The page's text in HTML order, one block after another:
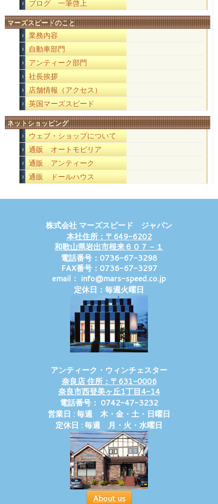
ブログ 一筆啓上
マーズスピードのこと
業務内容
自動車部門
アンティーク部門
社長挨拶
店舗情報（アクセス）
英国マーズスピード
ネットショッピング
ウェブ・ショップについて
通販 オートモビリア
通販 アンティーク
通販 ドールハウス
株式会社 マーズスピード ジャパン
本社住所：〒649-6202
和歌山県岩出市根来６０７－１
電話番号：0736-67-3298
FAX番号：0736-67-3297
email： info@mars-speed.co.jp
定休日：毎週火曜日
アンティーク・ウィンチェスター
奈良店 住所：〒631-0006
奈良市西登美ヶ丘1丁目4-14
電話番号： 0742-47-3232
営業日 : 毎週 木・金・土・日曜日
定休日 : 毎週 月・火・水曜日
About us